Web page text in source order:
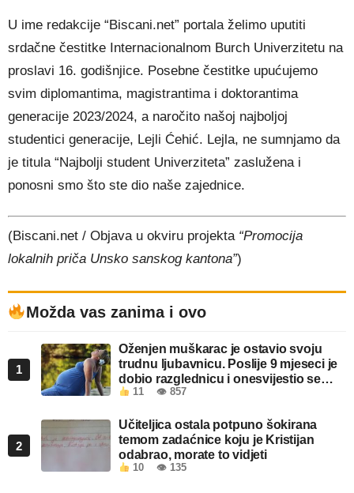
U ime redakcije “Biscani.net” portala želimo uputiti
srdačne čestitke Internacionalnom Burch Univerzitetu na
proslavi 16. godišnjice. Posebne čestitke upućujemo
svim diplomantima, magistrantima i doktorantima
generacije 2023/2024, a naročito našoj najboljoj
studentici generacije, Lejli Ćehić. Lejla, ne sumnjamo da
je titula “Najbolji student Univerziteta” zaslužena i
ponosni smo što ste dio naše zajednice.
(Biscani.net / Objava u okviru projekta “Promocija
lokalnih priča Unsko sanskog kantona”)
Možda vas zanima i ovo
1
Oženjen muškarac je ostavio svoju
trudnu ljubavnicu. Poslije 9 mjeseci je
dobio razglednicu i onesvijestio se
kada je pročitao šta piše!
11 👁 857
2
Učiteljica ostala potpuno šokirana
temom zadaćnice koju je Kristijan
odabrao, morate to vidjeti
10 👁 135